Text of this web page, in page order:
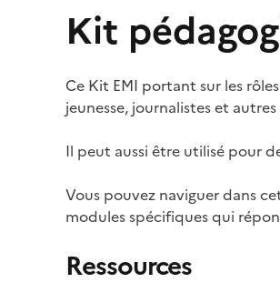
Kit
Ce Kit EMI portant sur les
jeunesse, journalistes et
Il peut aussi être utilisé pour
Vous pouvez naviguer dans
modules spécifiques qui
Ressources